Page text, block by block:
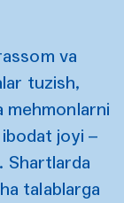
va
tuzish,
mehmonlarni
joyi –
Shartlarda
talablarga